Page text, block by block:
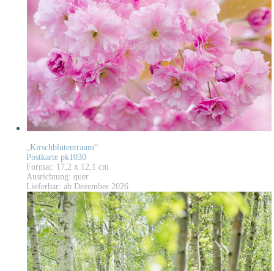
„Kirschblütentraum“
Postkarte pk1030
Format: 17,2 x 12,1 cm
Ausrichtung: quer
Lieferbar: ab Dezember 2026